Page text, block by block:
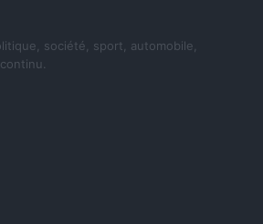
société, sport, automobile,